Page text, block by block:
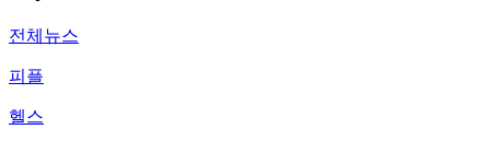
전체뉴스
피플
헬스